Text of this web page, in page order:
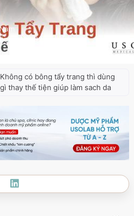
2 17, 2025
Không có bông tẩy trang thì dùng
gì thay thế tiện giúp làm sach da